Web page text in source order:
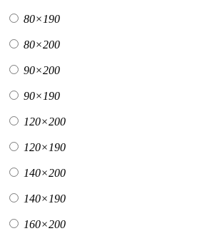
80×190
80×200
90×200
90×190
120×200
120×190
140×200
140×190
160×200